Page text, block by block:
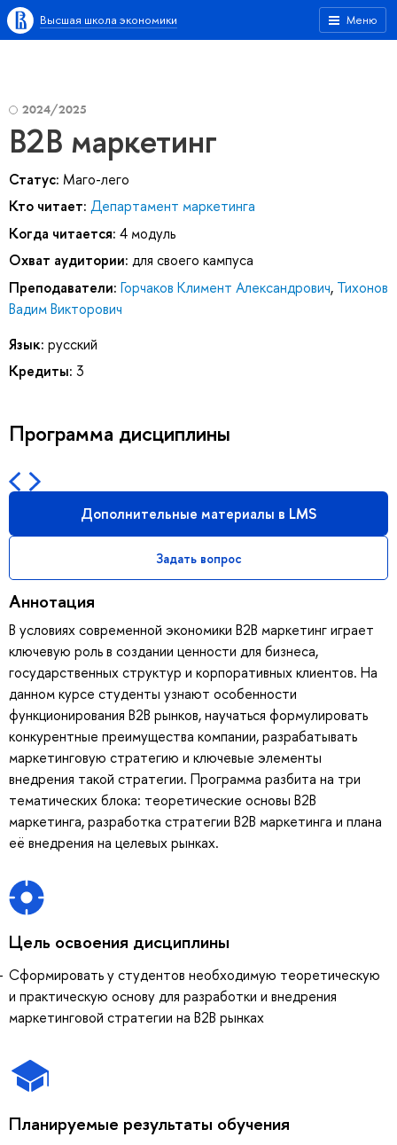
Меню
Высшая школа экономики
2024/2025
B2B маркетинг
Статус: Маго-лего
Кто читает: Департамент маркетинга
Когда читается: 4 модуль
Охват аудитории: для своего кампуса
Преподаватели: Горчаков Климент Александрович, Тихонов
Вадим Викторович
Язык: русский
Кредиты: 3
Программа дисциплины
Дополнительные материалы в LMS
Задать вопрос
Аннотация
В условиях современной экономики В2В маркетинг играет
ключевую роль в создании ценности для бизнеса,
государственных структур и корпоративных клиентов. На
данном курсе студенты узнают особенности
функционирования B2B рынков, научаться формулировать
конкурентные преимущества компании, разрабатывать
маркетинговую стратегию и ключевые элементы
внедрения такой стратегии. Программа разбита на три
тематических блока: теоретические основы B2B
маркетинга, разработка стратегии В2В маркетинга и плана
её внедрения на целевых рынках.
Цель освоения дисциплины
Сформировать у студентов необходимую теоретическую
и практическую основу для разработки и внедрения
маркетинговой стратегии на В2В рынках
Планируемые результаты обучения